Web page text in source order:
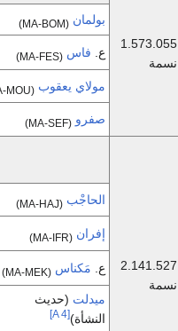
1.573.055
نسمة
بولمان (MA-BOM)
ع. فاس (MA-FES)
مولاي يعقوب (MA-MOU)
صفرو (MA-SEF)
2.141.527
نسمة
الحاجْب (MA-HAJ)
إفران (MA-IFR)
ع. مَكناس (MA-MEK)
ميدلت (حديث
النشأة)[A 4]